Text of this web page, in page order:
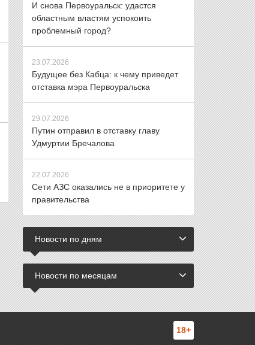
И снова Первоуральск: удастся
областным властям успокоить
проблемный город?
23.07.2026
Будущее без Кабца: к чему приведет
отставка мэра Первоуральска
29.07.2026
Путин отправил в отставку главу
Удмуртии Бречалова
22.07.2026
Сети АЗС оказались не в приоритете у
правительства
Новости по дням
Новости по месяцам
18+